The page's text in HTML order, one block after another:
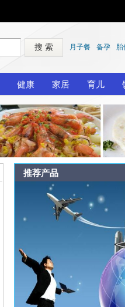
搜 索 月子餐 备孕 胎
健康 家居 育儿
推荐产品